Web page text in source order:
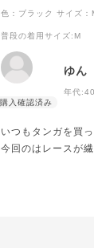
色：ブラック サイズ：
普段の着用サイズ:M
ゆん
年代:
いつもタンガを買っ
今回のはレースが